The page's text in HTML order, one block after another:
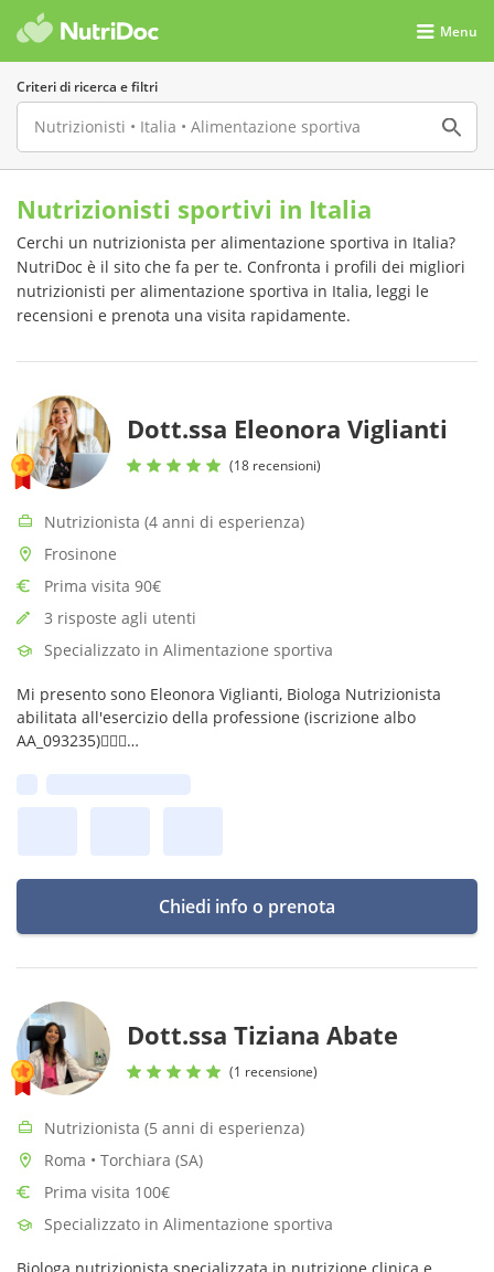
Menu
Criteri di ricerca e filtri
Nutrizionisti sportivi in Italia
Cerchi un nutrizionista per alimentazione sportiva in Italia?
NutriDoc è il sito che fa per te. Confronta i profili dei migliori
nutrizionisti per alimentazione sportiva in Italia, leggi le
recensioni e prenota una visita rapidamente.
Dott.ssa Eleonora Viglianti
(18 recensioni)
Nutrizionista (4 anni di esperienza)
Frosinone
Prima visita 90€
3 risposte agli utenti
Specializzato in Alimentazione sportiva
Mi presento sono Eleonora Viglianti, Biologa Nutrizionista
abilitata all'esercizio della professione (iscrizione albo
AA_093235)👩🏼‍⚕️
Chiedi info o prenota
Dott.ssa Tiziana Abate
(1 recensione)
Nutrizionista (5 anni di esperienza)
Roma • Torchiara (SA)
Prima visita 100€
Specializzato in Alimentazione sportiva